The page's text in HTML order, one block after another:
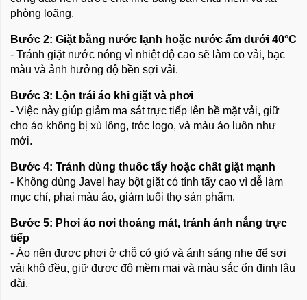
phòng loãng.
Bước 2: Giặt bằng nước lạnh hoặc nước ấm dưới 40°C
- Tránh giặt nước nóng vì nhiệt độ cao sẽ làm co vải, bạc
màu và ảnh hưởng độ bền sợi vải.
Bước 3: Lộn trái áo khi giặt và phơi
- Việc này giúp giảm ma sát trực tiếp lên bề mặt vải, giữ
cho áo không bị xù lông, tróc logo, và màu áo luôn như
mới.
Bước 4: Tránh dùng thuốc tẩy hoặc chất giặt mạnh
- Không dùng Javel hay bột giặt có tính tẩy cao vì dễ làm
mục chỉ, phai màu áo, giảm tuổi thọ sản phẩm.
Bước 5: Phơi áo nơi thoáng mát, tránh ánh nắng trực
tiếp
- Áo nên được phơi ở chỗ có gió và ánh sáng nhẹ để sợi
vải khô đều, giữ được độ mềm mại và màu sắc ổn định lâu
dài.